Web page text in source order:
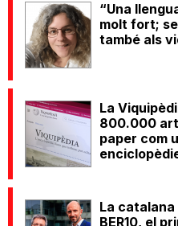
“Una
molt fort;
també als
La
800.000
paper com
La
BER10, el